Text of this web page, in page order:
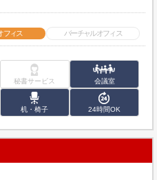
フィス バーチャルオフィス
秘書サービス 会議室
机・椅子 24時間OK